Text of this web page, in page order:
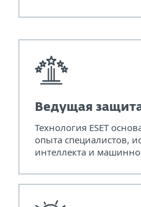
Ведущая
Технология ESET
опыта специалистов,
интеллекта и